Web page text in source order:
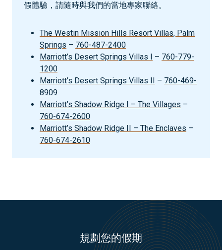
假體驗，請隨時與我們的當地專家聯絡。
The Westin Mission Hills Resort Villas, Palm
Springs – 760-487-2400
Marriott’s Desert Springs Villas I
– 760-779-
1200
Marriott’s Desert Springs Villas II
– 760-469-
8909
Marriott’s Shadow Ridge I – The Villages –
760-674-2600
Marriott’s Shadow Ridge II – The Enclaves –
760-674-2610
規劃您的假期